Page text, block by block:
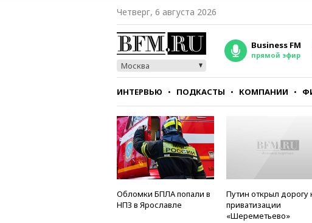
Четверг, 6 августа 2026
Москва
Business FM
прямой эфир
ИНТЕРВЬЮ ПОДКАСТЫ КОМПАНИИ
СТИЛЬ ТЕСТЫ
Обломки БПЛА попали в
НПЗ в Ярославле
Путин открыл дорогу
приватизации
«Шереметьево»